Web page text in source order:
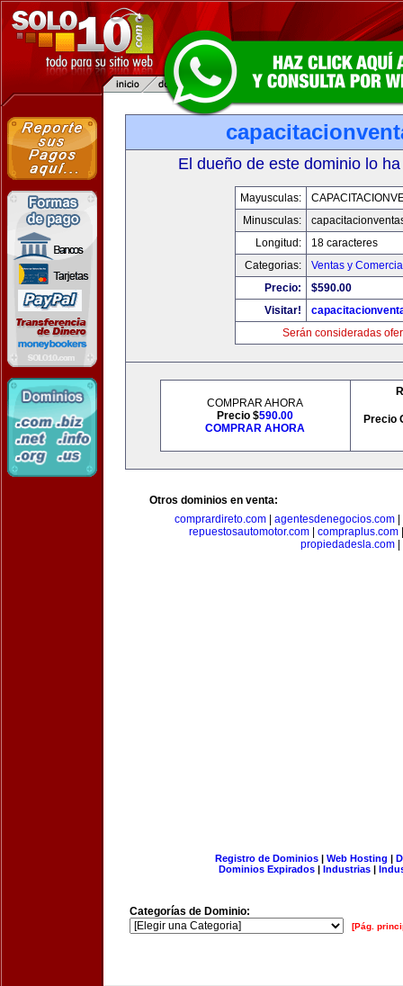
El dueño de este dominio lo
Mayusculas:
Minusculas:
Longitud:
18 caracteres
Categorias:
Ventas y
Precio:
$590.00
Visitar!
Serán consideradas
COMPRAR AHORA
Precio $590.00
COMPRAR AHORA
Precio
Otros dominios en venta:
comprardireto.com| agentesdenegocios.com|
repuestosautomotor.com
compraplus.com
propiedadesla.com|
Registro de Dominios| Web Hosting |
Dominios Expirados | Industrias |
Categorías de Dominio:
[Pág.